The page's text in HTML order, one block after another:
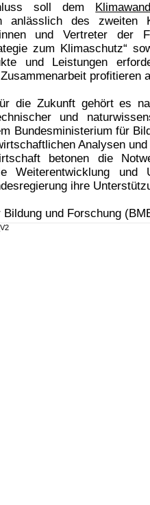
soll dem
anlässlich des zweiten
und Vertreter der
zum Klimaschutz“
und Leistungen
profitieren
die Zukunft gehört es
und
Bundesministerium für
Analysen
betonen die
Weiterentwicklung
ihre
und Forschung